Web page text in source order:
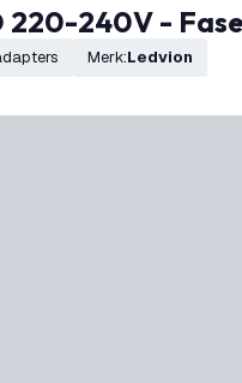
220-240V -
Merk: Ledvion